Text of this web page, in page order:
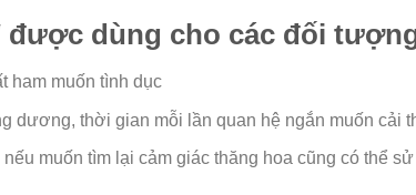
được dùng cho các đối
ham muốn tình dục
dương, thời gian mỗi lần quan hệ ngắn muốn cải
muốn tìm lại cảm giác thăng hoa cũng có thể